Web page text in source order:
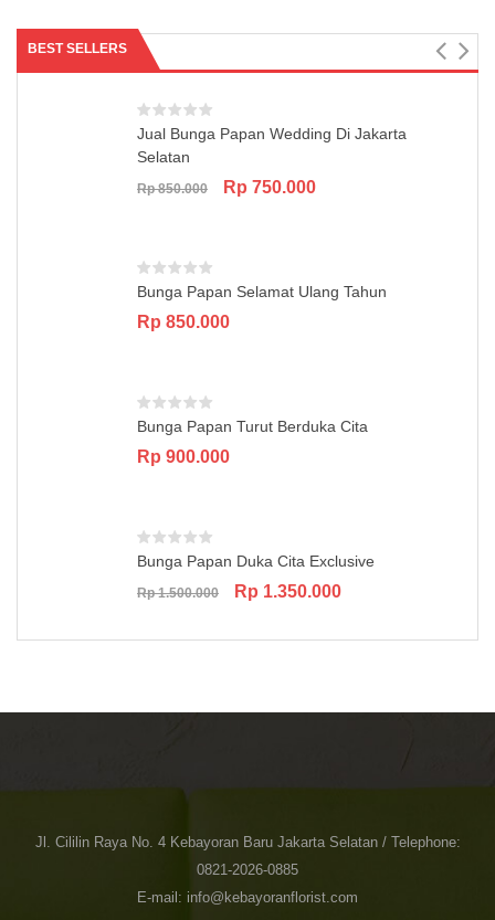
BEST SELLERS
Jual Bunga Papan Wedding Di Jakarta
Selatan
Rp850.000
Original
Rp 750.000Current
Bunga Papan Selamat Ulang Tahun
Rp 850.000
Bunga Papan Turut Berduka Cita
Rp 900.000
Bunga Papan Duka Cita Exclusive
Rp1.500.000
Original
Rp 1.350.000Current
Jl. Cililin Raya No. 4 Kebayoran Baru Jakarta Selatan / Telephone:
0821-2026-0885
E-mail: info@kebayoranflorist.com